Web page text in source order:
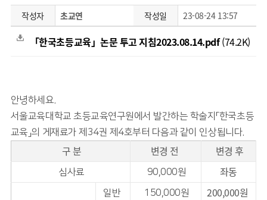
작성자 초교연 작성일 23-08-24 13:57
「한국초등교육」논문 투고 지침2023.08.14.pdf(74.2K)
안녕하세요.
서울교육대학교 초등교육연구원에서 발간하는 학술지「한국초등
교육」의 게재료가 제34권 제4호부터 다음과 같이 인상됩니다.
구 분 변경 전 변경 후
심사료 90,000원 좌동
일반 150,000원 200,000원